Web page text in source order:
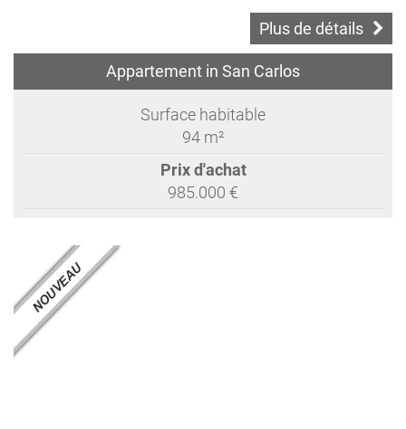
Plus de détails
Appartement in San Carlos
Surface habitable
94 m²
Prix d'achat
985.000 €